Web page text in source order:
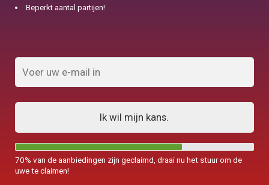
Beperkt aantal partijen!
Ik wil mijn kans.
70% van de aanbiedingen zijn geclaimd, draai nu het stuur om de
uwe te claimen!